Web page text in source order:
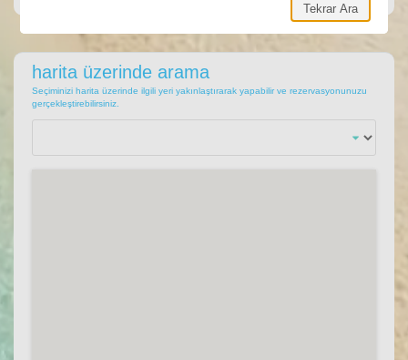
harita üzerinde arama
Seçiminizi harita üzerinde ilgili yeri yakınlaştırarak yapabilir ve rezervasyonunuzu
gerçekleştirebilirsiniz.
Tekrar Ara